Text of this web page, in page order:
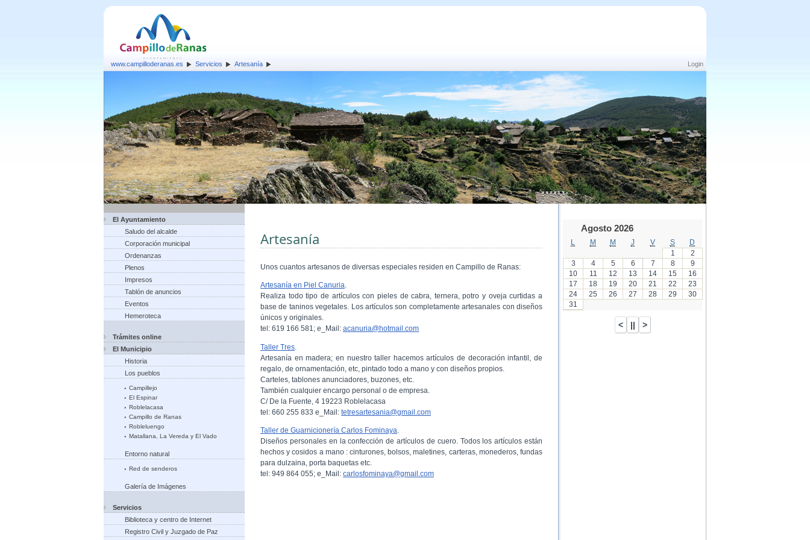
Login
www.campilloderanas.es Servicios Artesanía
El Ayuntamiento
Saludo del alcalde
Corporación municipal
Ordenanzas
Plenos
Impresos
Tablón de anuncios
Eventos
Hemeroteca
Trámites online
El Municipio
Historia
Los pueblos
Campillejo
El Espinar
Roblelacasa
Campillo de Ranas
Robleluengo
Matallana, La Vereda y El Vado
Entorno natural
Red de senderos
Galería de Imágenes
Servicios
Biblioteca y centro de Internet
Registro Civil y Juzgado de Paz
Artesanía
Unos cuantos artesanos de diversas especiales residen en Campillo de Ranas:
Artesanía en Piel Canuria.
Realiza todo tipo de artículos con pieles de cabra, ternera, potro y oveja curtidas a
base de taninos vegetales. Los artículos son completamente artesanales con diseños
únicos y originales.
tel: 619 166 581; e_Mail: acanuria@hotmail.com
Taller Tres
Artesanía en madera; en nuestro taller hacemos artículos de decoración infantil, de
regalo, de ornamentación, etc, pintado todo a mano y con diseños propios.
Carteles, tablones anunciadores, buzones, etc.
También cualquier encargo personal o de empresa.
C/ De la Fuente, 4 19223 Roblelacasa
tel: 660 255 833 e_Mail: tetresartesania@gmail.com
Taller de Guarnicionería Carlos Fominaya
Diseños personales en la confección de artículos de cuero. Todos los artículos están
hechos y cosidos a mano : cinturones, bolsos, maletines, carteras, monederos, fundas
para dulzaina, porta baquetas etc.
tel: 949 864 055; e_Mail: carlosfominaya@gmail.com
Agosto 2026
M M J V S
D
1
2
3
4 5 6 7 8
9
10
11 12 13 14 15
16
17
18 19 20 21 22
23
24
25 26 27 28 29
30
31